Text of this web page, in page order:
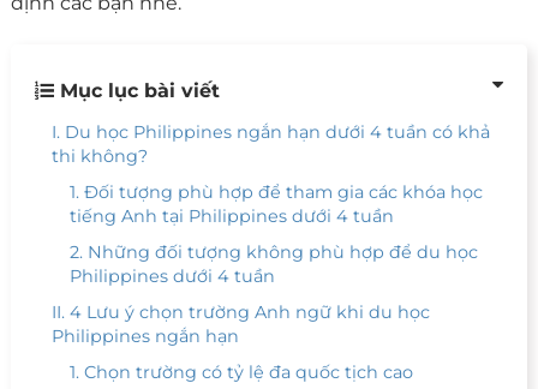
Mục lục bài viết
I. Du học Philippines ngắn hạn dưới 4 tuần có khả
thi không?
1. Đối tượng phù hợp để tham gia các khóa học
tiếng Anh tại Philippines dưới 4 tuần
2. Những đối tượng không phù hợp để du học
Philippines dưới 4 tuần
II. 4 Lưu ý chọn trường Anh ngữ khi du học
Philippines ngắn hạn
1. Chọn trường có tỷ lệ đa quốc tịch cao